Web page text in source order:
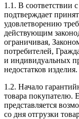
1.1. В соответствии
подтверждает
удовлетворению
действующим
ограничивая,
потребителей,
и индивидуальных
недостатков изделия.
1.2. Начало
товара покупателю.
представляется
со дня отгрузки